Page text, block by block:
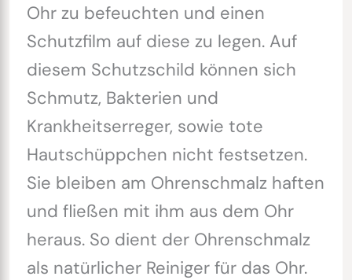
Ohr zu befeuchten und einen
Schutzfilm auf diese zu legen. Auf
diesem Schutzschild können sich
Schmutz, Bakterien und
Krankheitserreger, sowie tote
Hautschüppchen nicht festsetzen.
Sie bleiben am Ohrenschmalz haften
und fließen mit ihm aus dem Ohr
heraus. So dient der Ohrenschmalz
als natürlicher Reiniger für das Ohr.